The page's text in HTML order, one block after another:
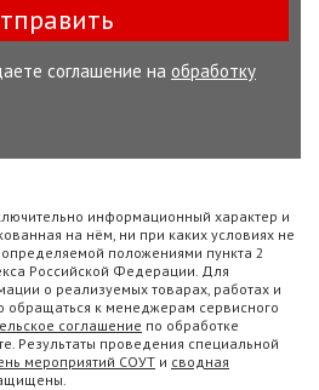
соглашение на обработку
информационный характер и
на нём, ни при каких условиях не
положениями пункта 2
Российской Федерации. Для
о реализуемых товарах, работах и
обращаться к менеджерам сервисного
соглашение по обработке
Результаты проведения специальной
мероприятий СОУТ и сводная